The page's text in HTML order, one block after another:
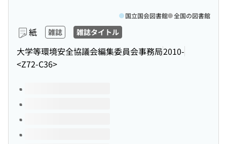
紙 雑誌 雑誌タイトル
大学等環境安全協議会編集委員会事務局2010-
<Z72-C36>
国立国会図書館 全国の図書館
このタイトルの巻号